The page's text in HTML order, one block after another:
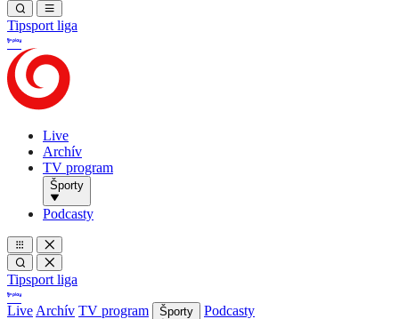
Tipsport liga
Live
Archív
TV program
Športy
Podcasty
Tipsport liga
Live Archív TV program Športy
Podcasty